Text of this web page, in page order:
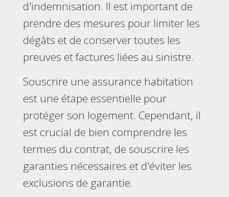
d'indemnisation. Il est important de
prendre des mesures pour limiter les
dégâts et de conserver toutes les
preuves et factures liées au sinistre.
Souscrire une assurance habitation
est une étape essentielle pour
protéger son logement. Cependant, il
est crucial de bien comprendre les
termes du contrat, de souscrire les
garanties nécessaires et d'éviter les
exclusions de garantie.